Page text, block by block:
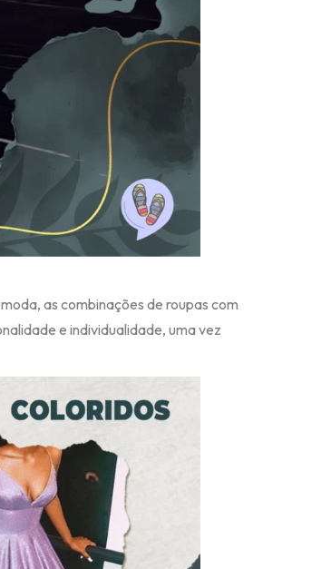
as combinações de roupas com
e individualidade, uma vez